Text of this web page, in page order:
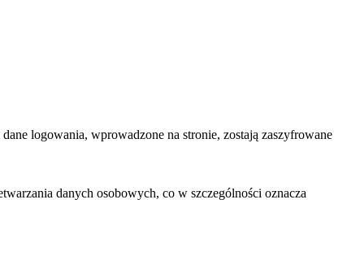
logowania, wprowadzone na stronie, zostają zaszyfrowane
danych osobowych, co w szczególności oznacza